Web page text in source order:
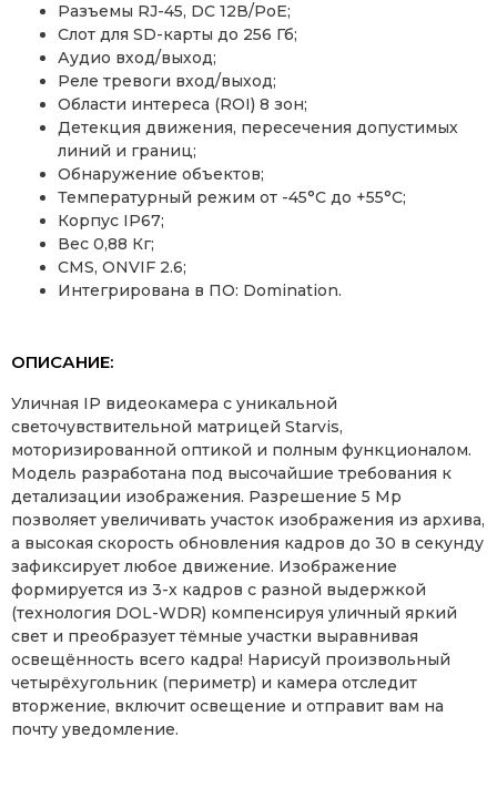
Разъемы RJ-45, DC 12В/PoE;
Слот для SD-карты до 256 Гб;
Аудио вход/выход;
Реле тревоги вход/выход;
Области интереса (ROI) 8 зон;
Детекция движения, пересечения допустимых
линий и границ;
Обнаружение объектов;
Температурный режим от -45°С до +55°С;
Корпус IP67;
Вес 0,88 Кг;
CMS, ONVIF 2.6;
Интегрирована в ПО: Domination.
ОПИСАНИЕ:
Уличная IP видеокамера с уникальной
светочувствительной матрицей Starvis,
моторизированной оптикой и полным функционалом.
Модель разработана под высочайшие требования к
детализации изображения. Разрешение 5 Mp
позволяет увеличивать участок изображения из архива,
а высокая скорость обновления кадров до 30 в секунду
зафиксирует любое движение. Изображение
формируется из 3-х кадров с разной выдержкой
(технология DOL-WDR) компенсируя уличный яркий
свет и преобразует тёмные участки выравнивая
освещённость всего кадра! Нарисуй произвольный
четырёхугольник (периметр) и камера отследит
вторжение, включит освещение и отправит вам на
почту уведомление.